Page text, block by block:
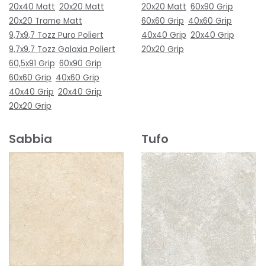
20x40 Matt 20x20 Matt
20x20 Trame Matt
9,7x9,7 Tozz Puro Poliert
9,7x9,7 Tozz Galaxia Poliert
60,5x91 Grip 60x90 Grip
60x60 Grip 40x60 Grip
40x40 Grip 20x40 Grip
20x20 Grip
20x20 Matt 60x90 Grip
60x60 Grip 40x60 Grip
40x40 Grip 20x40 Grip
20x20 Grip
Sabbia Tufo